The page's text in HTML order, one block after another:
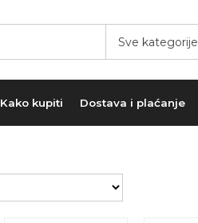
Sve kategorije
Kako kupiti Dostava i plaćanje